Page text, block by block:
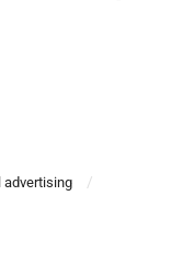
advertising